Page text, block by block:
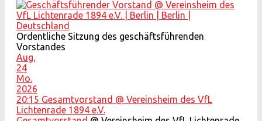
Ordentliche Sitzung des geschäftsführenden
Vorstandes
Aug.
24
Mo.
2026
20:15 Gesamtvorstand @ Vereinsheim des VfL
Lichtenrade 1894 e.V.